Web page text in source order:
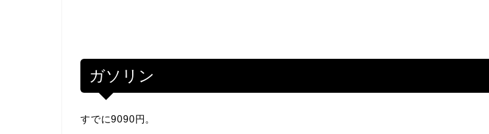
ガソリン
すでに9090円。